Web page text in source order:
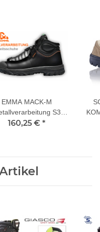
EMMA MACK-M
S3
Sicherheitsschuhe
160,25 € *